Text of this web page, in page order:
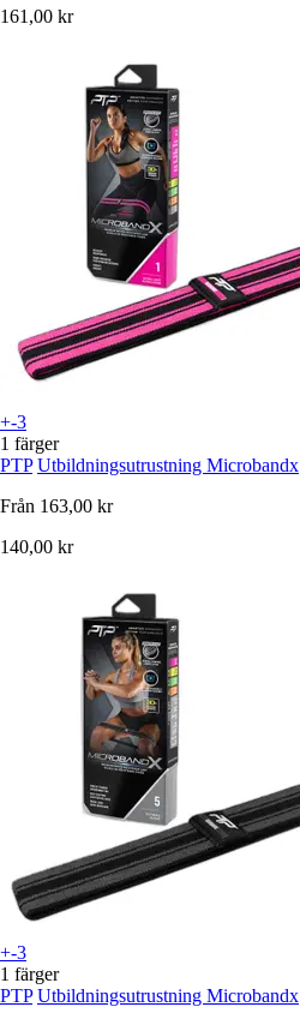
161,00 kr
+-3
1 färger
PTP Utbildningsutrustning Microbandx
Från 163,00 kr
140,00 kr
+-3
1 färger
PTP Utbildningsutrustning Microbandx